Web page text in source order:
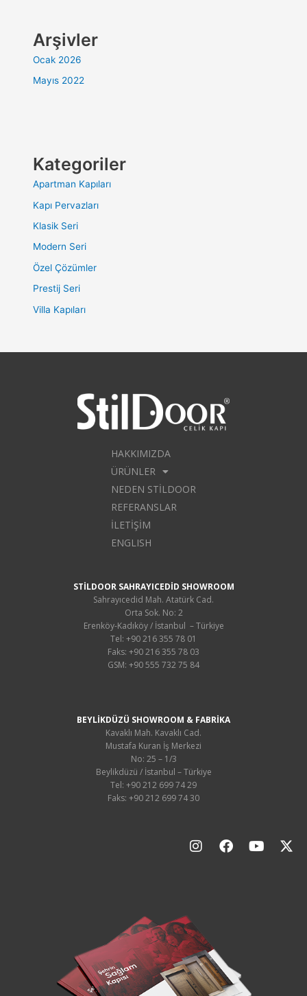
Arşivler
Ocak 2026
Mayıs 2022
Kategoriler
Apartman Kapıları
Kapı Pervazları
Klasik Seri
Modern Seri
Özel Çözümler
Prestij Seri
Villa Kapıları
HAKKIMIZDA
ÜRÜNLER
NEDEN STILDOOR
REFERANSLAR
İLETIŞIM
ENGLISH
STİLDOOR SAHRAYICEDİD SHOWROOM
Sahrayıcedid Mah. Atatürk Cad.
Orta Sok. No: 2
Erenköy-Kadıköy / İstanbul – Türkiye
Tel: +90 216 355 78 01
Faks: +90 216 355 78 03
GSM: +90 555 732 75 84
BEYLİKDÜZÜ SHOWROOM & FABRİKA
Kavaklı Mah. Kavaklı Cad.
Mustafa Kuran İş Merkezi
No: 25 – 1/3
Beylikdüzü / İstanbul – Türkiye
Tel: +90 212 699 74 29
Faks: +90 212 699 74 30